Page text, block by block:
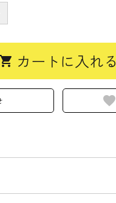
shopping_cart カートに入れる
favorite